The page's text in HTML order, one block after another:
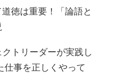
徳は重要！「論語と
トリーダーが実践し
仕事を正しくやって